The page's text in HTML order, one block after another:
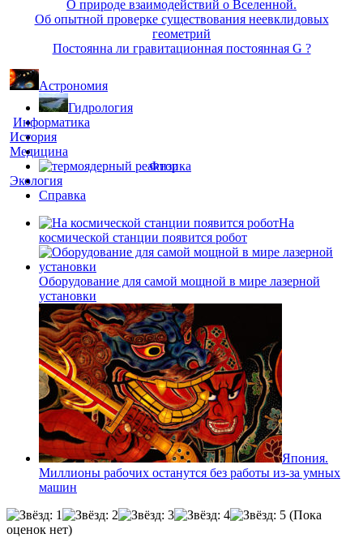
О природе взаимодействий о Вселенной.
Об опытной проверке существования неевклидовых
геометрий
Постоянна ли гравитационная постоянная G ?
Астрономия
Гидрология
Информатика
История
Медицина
Физика
Экология
Справка
На
космической станции появится робот
Оборудование для самой мощной в мире лазерной
установки
Япония.
Миллионы рабочих останутся без работы из-за умных
машин
(Пока
оценок нет)